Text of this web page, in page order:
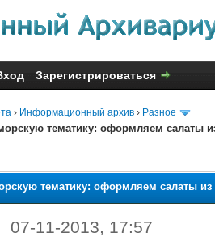
Зарегистрироваться
› Информационный архив › Разное
тематику: оформляем салаты
тематику: оформляем салаты
07-11-2013, 17:57